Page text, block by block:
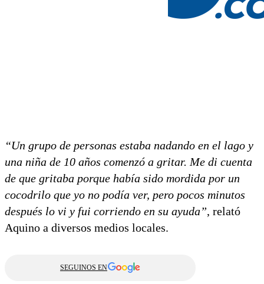
“Un grupo de personas estaba nadando en el lago y
una niña de 10 años comenzó a gritar. Me di cuenta
de que gritaba porque había sido mordida por un
cocodrilo que yo no podía ver, pero pocos minutos
después lo vi y fui corriendo en su ayuda”, relató
Aquino a diversos medios locales.
SEGUINOS EN